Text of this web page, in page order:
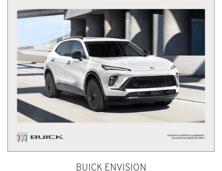
BUICK ENVISION